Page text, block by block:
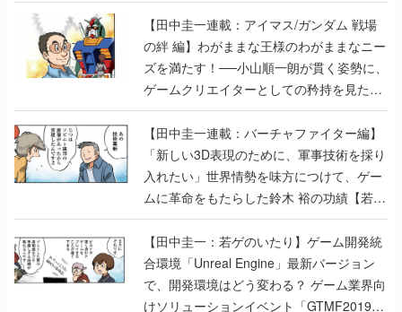
【田中圭一連載：アイマス/ガンダム 戦場
の絆 編】わがままな王様のわがままなニー
ズを満たす！──小山順一朗が貫く姿勢に、
ゲームクリエイターとしての矜持を見た
【若ゲのいたり最終回】
【田中圭一連載：バーチャファイター編】
「新しい3D表現のために、軍事技術を採り
入れたい」世界情勢を味方につけて、ゲー
ムに革命をもたらした鈴木 裕の功績【若ゲ
のいたり】
【田中圭一：若ゲのいたり】ゲーム開発統
合環境「Unreal Engine」最新バージョン
で、開発環境はどう変わる？ ゲーム業界向
けソリューションイベント「GTMF2019」